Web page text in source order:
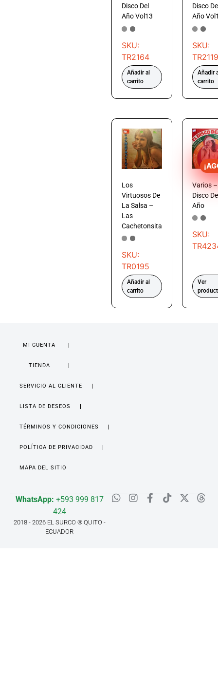
Disco Del
Año Vol13
SKU:
TR2164
Añadir al
carrito
Disco
Año
SKU:
TR2119
Añadir
carrito
Los
Virtuosos De
La Salsa –
Las
Cachetonsita
SKU:
TR0195
Añadir al
carrito
Varios –
Disco
Año
SKU:
Ver
MI CUENTA
TIENDA
SERVICIO AL CLIENTE
LISTA DE DESEOS
TÉRMINOS Y CONDICIONES
POLÍTICA DE PRIVACIDAD
MAPA DEL SITIO
WhatsApp: +593 999 817
424
2018 - 2026 EL SURCO ® QUITO -
ECUADOR